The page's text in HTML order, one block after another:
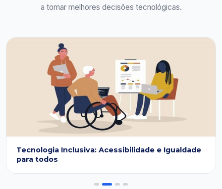
a tomar melhores decisões tecnológicas.
Tecnologia Inclusiva: Acessibilidade e Igualdade
para todos